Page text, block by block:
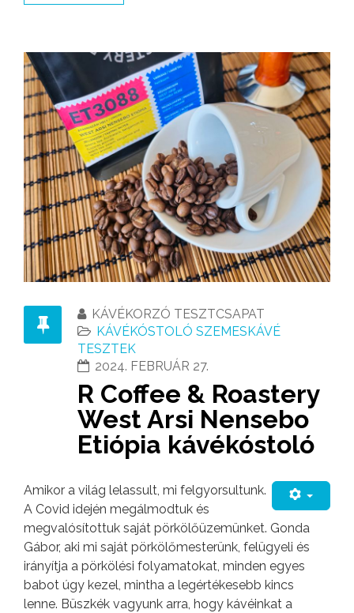
KÁVÉKORZÓ TESZTCSAPAT
KÁVÉKÓSTOLÓ SZEMESKÁVÉ
TESZTEK
2024. FEBRUÁR 27.
R Coffee & Roastery
West Arsi Nensebo
Etiópia kávékóstoló
Amikor a világ lelassult, mi felgyorsultunk.
A Covid idején megálmodtuk és
megvalósítottuk saját pörkölőüzemünket. Gonda
Gábor, aki mi saját pörkölőmesterünk, felügyeli és
irányítja a pörkölési folyamatokat, minden egyes
babot úgy kezel, mintha a legértékesebb kincs
lenne. Büszkék vagyunk arra, hogy kávéinkat a